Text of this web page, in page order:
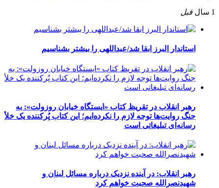
1 سال قبل
استاندار البرز ابقا شد/عبداللهی را بیشتر بشناسیم
رهبر انقلاب در تقریظ کتاب «ایستگاه خیابان روزولت»: به
جنگ روایت‌ها توجه لازم را نکرده‌ایم؛ این کتاب پُرکننده‌ یک خلأ
رسانه‌ای تبلیغاتی است
رهبر انقلاب: در آینده نزدیک درباره مسائل لبنان و
شهیدنصرالله صحبت خواهم کرد